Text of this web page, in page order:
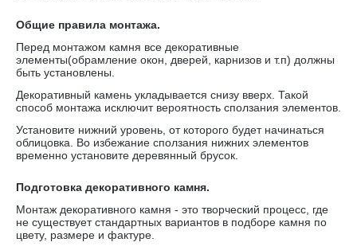
Общие правила монтажа.
Перед монтажом камня все декоративные
элементы(обрамление окон, дверей, карнизов и т.п) должны
быть установлены.
Декоративный камень укладывается снизу вверх. Такой
способ монтажа исключит вероятность сползания элементов.
Установите нижний уровень, от которого будет начинаться
облицовка. Во избежание сползания нижних элементов
временно установите деревянный брусок.
Подготовка декоративного камня.
Монтаж декоративного камня - это творческий процесс, где
не существует стандартных вариантов в подборе камня по
цвету, размере и фактуре.